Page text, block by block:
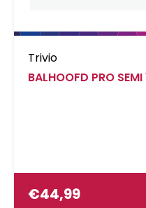
Trivio
BALHOOFD PRO
€44,99